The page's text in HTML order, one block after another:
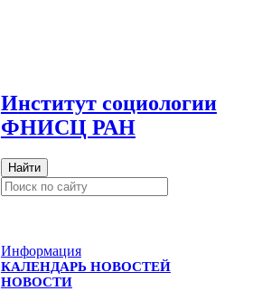
Институт социологии
ФНИСЦ РАН
Найти
Информация
КАЛЕНДАРЬ НОВОСТЕЙ
НОВОСТИ